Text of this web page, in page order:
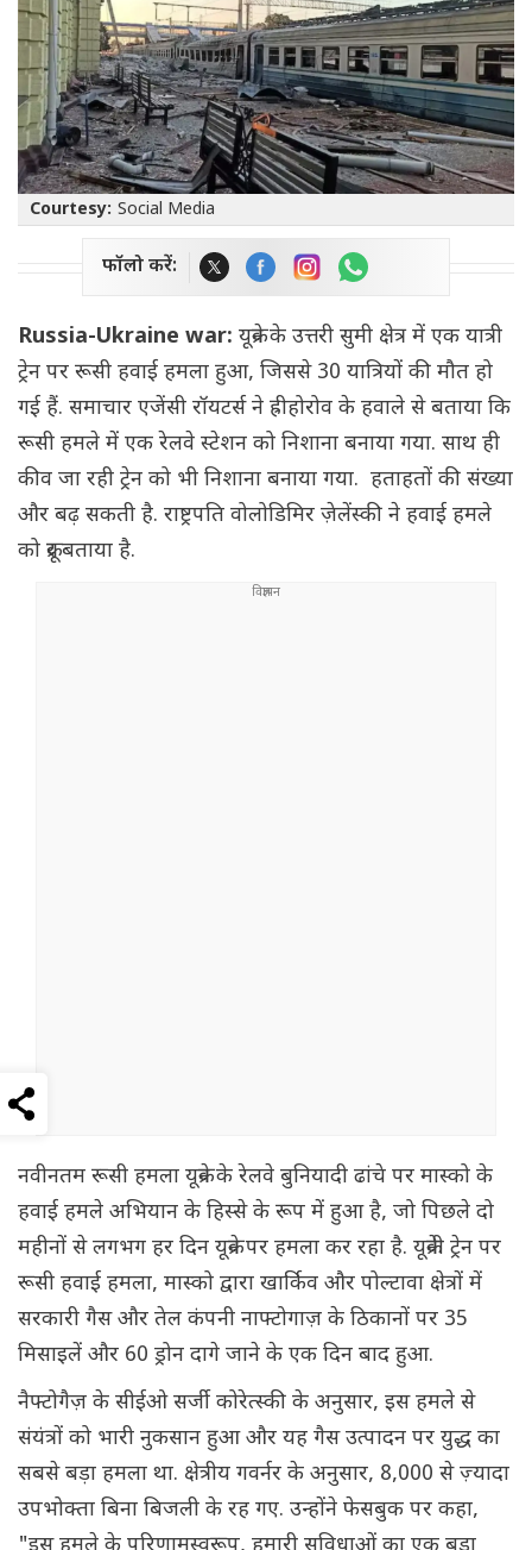
Courtesy: Social Media
फॉलो करें:
Russia-Ukraine war: यूक्रेन के उत्तरी सुमी क्षेत्र में एक यात्री
ट्रेन पर रूसी हवाई हमला हुआ, जिससे 30 यात्रियों की मौत हो
गई हैं. समाचार एजेंसी रॉयटर्स ने ह्रीहोरोव के हवाले से बताया कि
रूसी हमले में एक रेलवे स्टेशन को निशाना बनाया गया. साथ ही
कीव जा रही ट्रेन को भी निशाना बनाया गया. हताहतों की संख्या
और बढ़ सकती है. राष्ट्रपति वोलोडिमिर ज़ेलेंस्की ने हवाई हमले
को क्रूर बताया है.
नवीनतम रूसी हमला यूक्रेन के रेलवे बुनियादी ढांचे पर मास्को के
हवाई हमले अभियान के हिस्से के रूप में हुआ है, जो पिछले दो
महीनों से लगभग हर दिन यूक्रेन पर हमला कर रहा है. यूक्रेनी ट्रेन पर
रूसी हवाई हमला, मास्को द्वारा खार्किव और पोल्टावा क्षेत्रों में
सरकारी गैस और तेल कंपनी नाफ्टोगाज़ के ठिकानों पर 35
मिसाइलें और 60 ड्रोन दागे जाने के एक दिन बाद हुआ.
नैफ्टोगैज़ के सीईओ सर्जी कोरेत्स्की के अनुसार, इस हमले से
संयंत्रों को भारी नुकसान हुआ और यह गैस उत्पादन पर युद्ध का
सबसे बड़ा हमला था. क्षेत्रीय गवर्नर के अनुसार, 8,000 से ज़्यादा
उपभोक्ता बिना बिजली के रह गए. उन्होंने फेसबुक पर कहा,